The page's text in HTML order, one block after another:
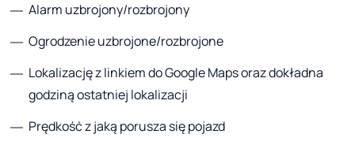
Alarm uzbrojony/rozbrojony
Ogrodzenie uzbrojone/rozbrojone
Lokalizację z linkiem do Google Maps oraz dokładna
godziną ostatniej lokalizacji
Prędkość z jaką porusza się pojazd